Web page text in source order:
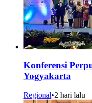
Konferensi
Yogyakarta
Regional•2 hari lalu